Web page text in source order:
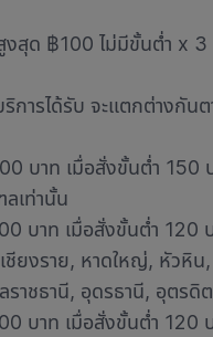
สุด ฿100 ไม่มีขั้นต่ำ x
ารได้รับ จะแตกต่างกัน
บาท เมื่อสั่งขั้นต่ำ 150
เท่านั้น
บาท เมื่อสั่งขั้นต่ำ 120
ชียงราย, หาดใหญ่, หัวหิ
าชธานี, อุดรธานี, อุตรดิ
บาท เมื่อสั่งขั้นต่ำ 120